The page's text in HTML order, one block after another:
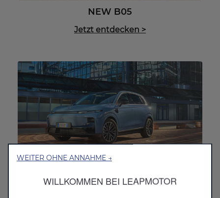
NEW B05
Jetzt entdecken >
WEITER OHNE ANNAHME →
WILLKOMMEN BEI LEAPMOTOR